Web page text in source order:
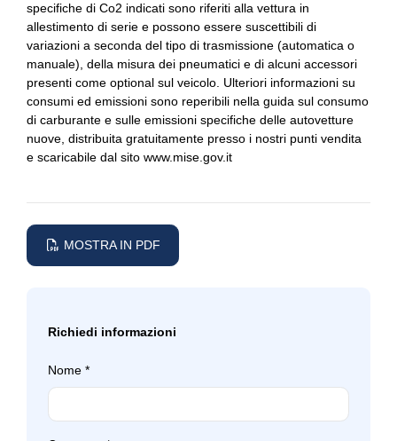
Sicurezza
Sistema di altoparlanti harman kardon
Sistema di chiamata d'emergenza
Sistema di monitoraggio per manutenzione
Sistema di protezione urto pedoni
Sospensioni sportive
Strumentazione digitale con display
Supporto lombare
specifiche di Co2 indicati sono riferiti alla vettura in
allestimento di serie e possono essere suscettibili di
variazioni a seconda del tipo di trasmissione (automatica o
manuale), della misura dei pneumatici e di alcuni accessori
presenti come optional sul veicolo. Ulteriori informazioni su
consumi ed emissioni sono reperibili nella guida sul consumo
di carburante e sulle emissioni specifiche delle autovetture
nuove, distribuita gratuitamente presso i nostri punti vendita
e scaricabile dal sito www.mise.gov.it
MOSTRA IN PDF
Richiedi informazioni
Nome *